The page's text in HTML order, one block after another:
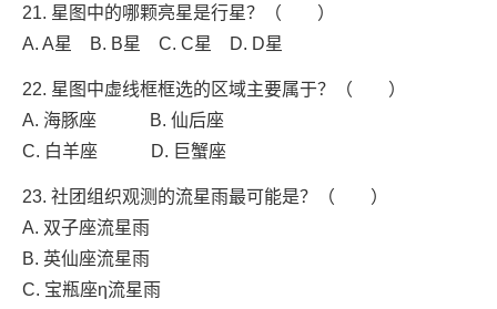
21. 星图中的哪颗亮星是行星？（ ）
A. A星 B. B星 C. C星 D. D星
22. 星图中虚线框框选的区域主要属于？（ ）
A. 海豚座 B. 仙后座
C. 白羊座 D. 巨蟹座
23. 社团组织观测的流星雨最可能是？（ ）
A. 双子座流星雨
B. 英仙座流星雨
C. 宝瓶座η流星雨